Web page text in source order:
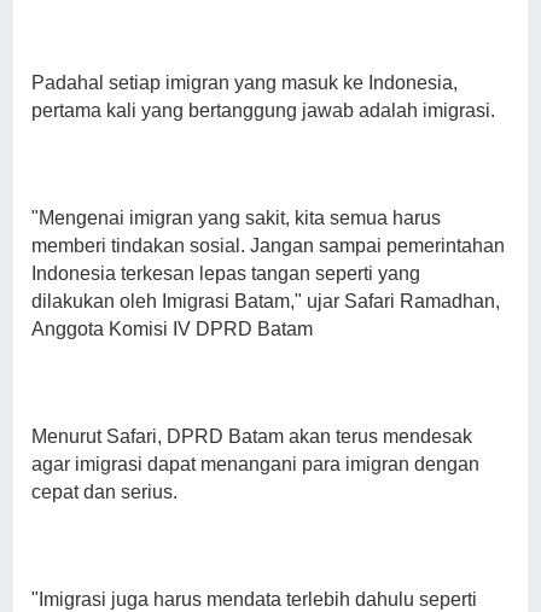
Padahal setiap imigran yang masuk ke Indonesia,
pertama kali yang bertanggung jawab adalah imigrasi.
"Mengenai imigran yang sakit, kita semua harus
memberi tindakan sosial. Jangan sampai pemerintahan
Indonesia terkesan lepas tangan seperti yang
dilakukan oleh Imigrasi Batam," ujar Safari Ramadhan,
Anggota Komisi IV DPRD Batam
Menurut Safari, DPRD Batam akan terus mendesak
agar imigrasi dapat menangani para imigran dengan
cepat dan serius.
"Imigrasi juga harus mendata terlebih dahulu seperti